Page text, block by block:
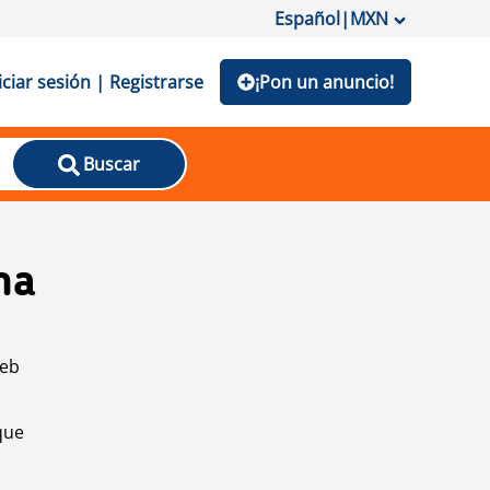
Español|MXN
sesión | Registrarse ¡Pon un anuncio!
Buscar